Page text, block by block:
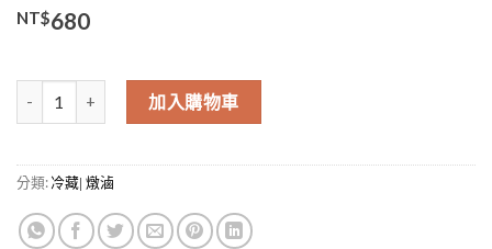
NT$680
台灣黃牛牛腱(Beef Shank) (Taiwan Yellow Cattle) (需預訂需等待)
加入購物車
分類: 冷藏| 燉滷